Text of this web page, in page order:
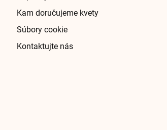
Kam doručujeme kvety
Súbory cookie
Kontaktujte nás